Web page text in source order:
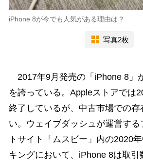
iPhone 8が今でも人気がある理由は？
写真2枚
2017年9月発売の「iPhone 8」
を誇っている。Appleストアでは
終了しているが、中古市場での存
い。ウェイブダッシュが運営する
トサイト「ムスビー」内の2020
キングにおいて、iPhone 8は取引